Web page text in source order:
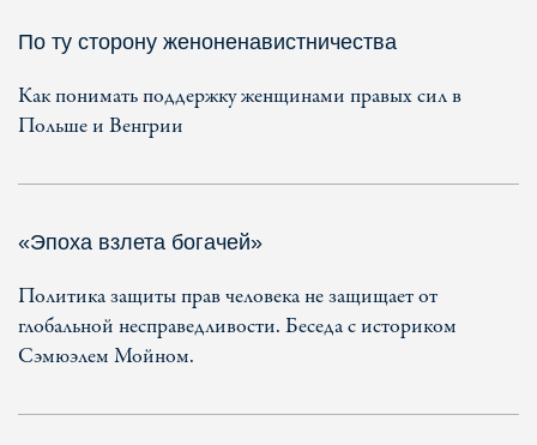
По ту сторону женоненавистничества
Как понимать поддержку женщинами правых сил в
Польше и Венгрии
«Эпоха взлета богачей»
Политика защиты прав человека не защищает от
глобальной несправедливости. Беседа с историком
Сэмюэлем Мойном.